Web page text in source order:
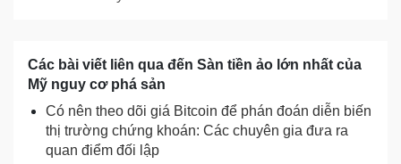
Các bài viết liên qua đến Sàn tiền ảo lớn nhất của
Mỹ nguy cơ phá sản
Có nên theo dõi giá Bitcoin để phán đoán diễn biến
thị trường chứng khoán: Các chuyên gia đưa ra
quan điểm đối lập